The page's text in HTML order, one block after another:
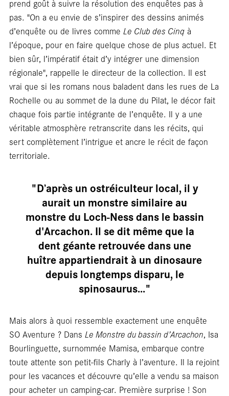
prend goût à suivre la résolution des enquêtes pas à
pas. "On a eu envie de s’inspirer des dessins animés
d’enquête ou de livres comme Le Club des Cinqà
l’époque, pour en faire quelque chose de plus actuel. Et
bien sûr, l’impératif était d’y intégrer une dimension
régionale", rappelle le directeur de la collection. Il est
vrai que si les romans nous baladent dans les rues de La
Rochelle ou au sommet de la dune du Pilat, le décor fait
chaque fois partie intégrante de l’enquête. Il y a une
véritable atmosphère retranscrite dans les récits, qui
sert complètement l’intrigue et ancre le récit de façon
territoriale.
"D’après un ostréiculteur local, il y
aurait un monstre similaire au
monstre du Loch-Ness dans le bassin
d'Arcachon. Il se dit même que la
dent géante retrouvée dans une
huître appartiendrait à un dinosaure
depuis longtemps disparu, le
spinosaurus…"
Mais alors à quoi ressemble exactement une enquête
SO Aventure ? Dans Le Monstre du bassin d’Arcachon, Isa
Bourlinguette, surnommée Mamisa, embarque contre
toute attente son petit-fils Charly à l’aventure. Il la rejoint
pour les vacances et découvre qu’elle a vendu sa maison
pour acheter un camping-car. Première surprise ! Son